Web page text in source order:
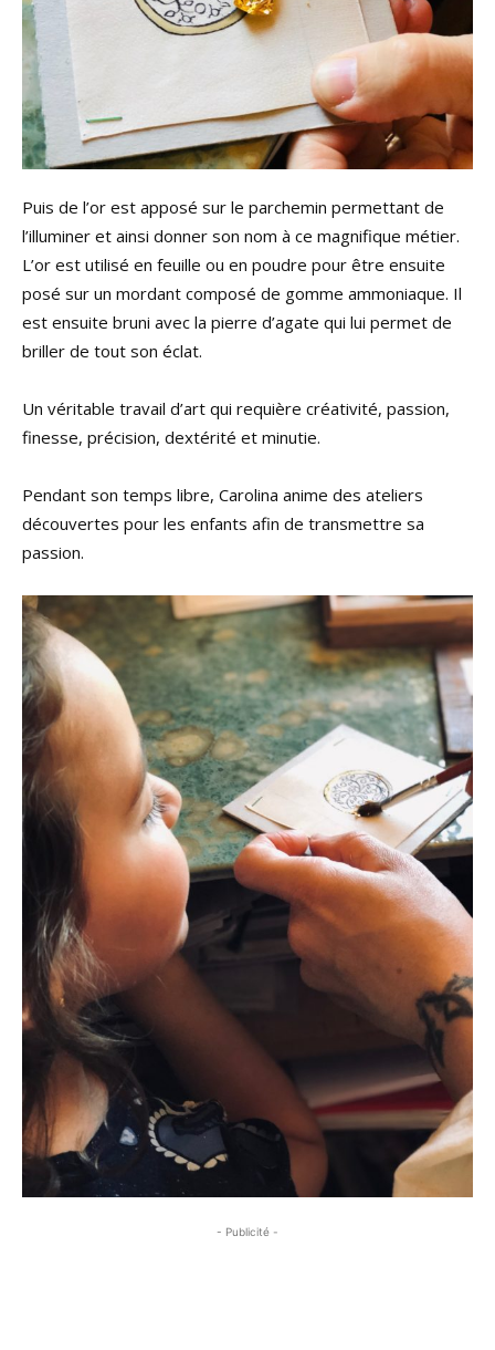
Puis de l’or est apposé sur le parchemin permettant de
l’illuminer et ainsi donner son nom à ce magnifique métier.
L’or est utilisé en feuille ou en poudre pour être ensuite
posé sur un mordant composé de gomme ammoniaque. Il
est ensuite bruni avec la pierre d’agate qui lui permet de
briller de tout son éclat.
Un véritable travail d’art qui requière créativité, passion,
finesse, précision, dextérité et minutie.
Pendant son temps libre, Carolina anime des ateliers
découvertes pour les enfants afin de transmettre sa
passion.
- Publicité -